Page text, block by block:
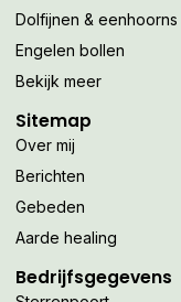
Dolfijnen & eenhoorns
Engelen bollen
Bekijk meer
Sitemap
Over mij
Berichten
Gebeden
Aarde healing
Bedrijfsgegevens